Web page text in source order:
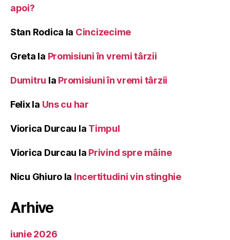
apoi?
Stan Rodica la Cincizecime
Greta la Promisiuni în vremi târzii
Dumitru la Promisiuni în vremi târzii
Felixla Uns cu har
Viorica Durcau la Timpul
Viorica Durcau la Privind spre mâine
Nicu Ghiuro la Incertitudini vin stinghie
Arhive
iunie 2026